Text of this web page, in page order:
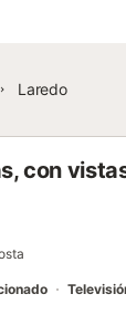
Laredo
con